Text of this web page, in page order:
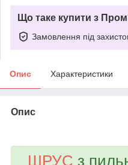
Що таке купити з
Замовлення під
Опис Характеристики
Опис
ШРУС з